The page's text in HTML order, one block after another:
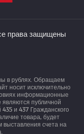
права защищены
в рублях. Обращаем
носит исключительно
информационные
публичной
и 437 Гражданского
товара, будет
счета на